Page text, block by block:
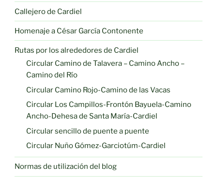
Callejero de Cardiel
Homenaje a César García Contonente
Rutas por los alrededores de Cardiel
Circular Camino de Talavera – Camino Ancho –
Camino del Río
Circular Camino Rojo-Camino de las Vacas
Circular Los Campillos-Frontón Bayuela-Camino
Ancho-Dehesa de Santa María-Cardiel
Circular sencillo de puente a puente
Circular Nuño Gómez-Garciotúm-Cardiel
Normas de utilización del blog